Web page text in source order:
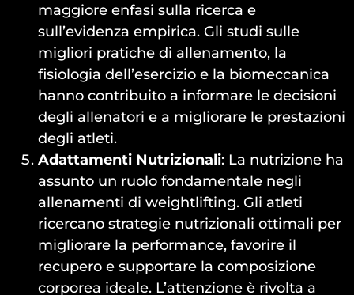
maggiore enfasi sulla ricerca e
sull’evidenza empirica. Gli studi sulle
migliori pratiche di allenamento, la
fisiologia dell’esercizio e la biomeccanica
hanno contribuito a informare le decisioni
degli allenatori e a migliorare le prestazioni
degli atleti.
Adattamenti Nutrizionali: La nutrizione ha
assunto un ruolo fondamentale negli
allenamenti di weightlifting. Gli atleti
ricercano strategie nutrizionali ottimali per
migliorare la performance, favorire il
recupero e supportare la composizione
corporea ideale. L’attenzione è rivolta a